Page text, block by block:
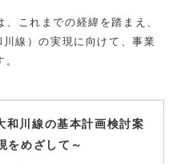
これまでの経緯を踏まえ、
川線）の実現に向けて、事業
和川線の基本計画検討案
をめざして～